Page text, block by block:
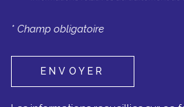
* Champ obligatoire
Les informations recueillies sur ce